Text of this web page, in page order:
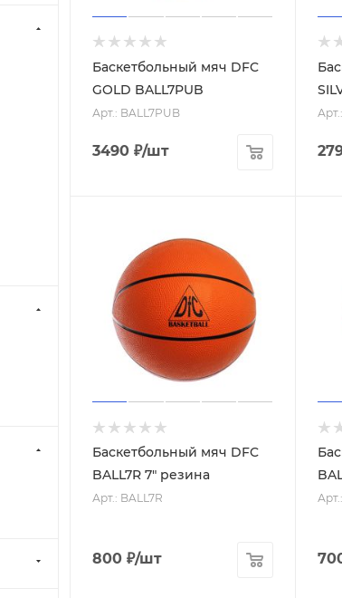
Баскетбольный мяч DFC
GOLD BALL7PUB
Арт.: BALL7PUB
3490 ₽/шт
Баскетбольный мяч DFC
BALL7R 7" резина
Арт.: BALL7R
800 ₽/шт